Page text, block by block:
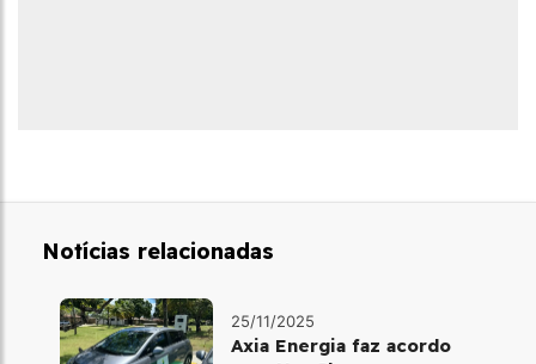
Notícias relacionadas
25/11/2025
Axia Energia faz acordo